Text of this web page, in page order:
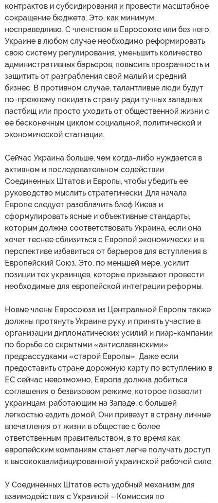
контрактов и субсидирования и провести масштабное
сокращение бюджета. Это, как минимум,
несправедливо. С членством в Евросоюзе или без него,
Украине в любом случае необходимо реформировать
свою систему регулирования, уменьшить количество
административных барьеров, повысить прозрачность и
защитить от разграбления свой малый и средний
бизнес. В противном случае, талантливые люди будут
по-прежнему покидать страну ради тучных западных
пастбищ или просто уходить от общественной жизни с
ее бесконечным циклом социальной, политической и
экономической стагнации.
Сейчас Украина больше, чем когда-либо нуждается в
активном и последовательном содействии
Соединенных Штатов и Европы, чтобы убедить ее
руководство мыслить стратегически. Для начала
Европе следует разоблачить блеф Киева и
сформулировать ясные и объективные стандарты,
которым должна соответствовать Украина, если она
хочет теснее сблизиться с Европой экономически и в
перспективе избавиться от барьеров для вступления в
Европейский Союз. Это, по меньшей мере, усилит
позиции тех украинцев, которые призывают провести
необходимые для европейской интеграции реформы.
Новые члены Евросоюза из Центральной Европы также
должны протянуть Украине руку и принять участие в
организации дипломатических усилий и пиар-кампании
по борьбе со скрытыми «антиславянскими»
предрассудками «старой Европы». Даже если
предоставить стране дорожную карту по вступлению в
ЕС сейчас невозможно, Европа должна добиться
соглашения о безвизовом режиме, которое позволит
украинцам, работающим на Западе, с большей
легкостью ездить домой. Они привезут в страну личные
впечатления от жизни в обществе с более
ответственным правительством, в то время как
европейским компаниям станет легче получать доступ
к высококвалифицированной украинской рабочей силе.
У Соединенных Штатов есть удобный механизм для
взаимодействия с Украиной – Комиссия по